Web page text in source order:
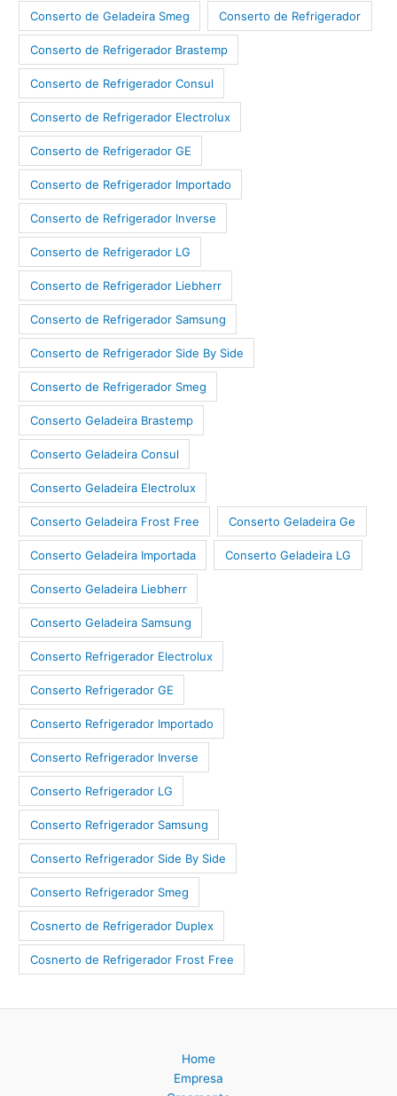
Conserto de Geladeira Smeg Conserto de Refrigerador
Conserto de Refrigerador Brastemp
Conserto de Refrigerador Consul
Conserto de Refrigerador Electrolux
Conserto de Refrigerador GE
Conserto de Refrigerador Importado
Conserto de Refrigerador Inverse
Conserto de Refrigerador LG
Conserto de Refrigerador Liebherr
Conserto de Refrigerador Samsung
Conserto de Refrigerador Side By Side
Conserto de Refrigerador Smeg
Conserto Geladeira Brastemp
Conserto Geladeira Consul
Conserto Geladeira Electrolux
Conserto Geladeira Frost Free Conserto Geladeira Ge
Conserto Geladeira Importada Conserto Geladeira LG
Conserto Geladeira Liebherr
Conserto Geladeira Samsung
Conserto Refrigerador Electrolux
Conserto Refrigerador GE
Conserto Refrigerador Importado
Conserto Refrigerador Inverse
Conserto Refrigerador LG
Conserto Refrigerador Samsung
Conserto Refrigerador Side By Side
Conserto Refrigerador Smeg
Cosnerto de Refrigerador Duplex
Cosnerto de Refrigerador Frost Free
Home
Empresa